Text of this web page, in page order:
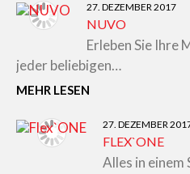
27. DEZEMBER 2017
NUVO
Erleben Sie Ihre
jeder beliebigen…
MEHR LESEN
27. DEZEMBER
FLEX`ONE
Alles in einem